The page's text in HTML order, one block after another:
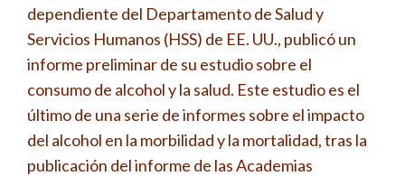
dependiente del Departamento de Salud y
Servicios Humanos (HSS) de EE. UU., publicó un
informe preliminar de su estudio sobre el
consumo de alcohol y la salud. Este estudio es el
último de una serie de informes sobre el impacto
del alcohol en la morbilidad y la mortalidad, tras la
publicación del informe de las Academias